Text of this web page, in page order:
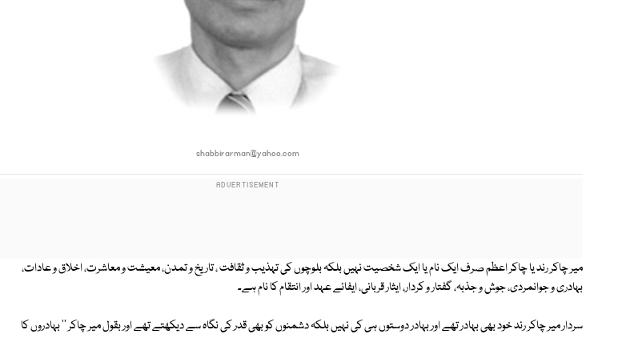
shabbirarman@yahoo.com
میر چاکر رند یا چاکر اعظم صرف ایک نام یا ایک شخصیت نہیں بلکہ بلوچوں کی تہذیب و ثقافت ، تاریخ و تمدن، معیشت و معاشرت، اخلاق و عادات،
بہادری و جوانمردی، جوش و جذبہ، گفتار و کردار، ایثار قربانی، ایفائے عہد اور انتقام کا نام ہے۔
سردار میر چاکر رند خود بھی بہادر تھے اور بہادر دوستوں ہی کی نہیں بلکہ دشمنوں کو بھی قدر کی نگاہ سے دیکھتے تھے اور بقول میر چاکر '' بہادروں کا